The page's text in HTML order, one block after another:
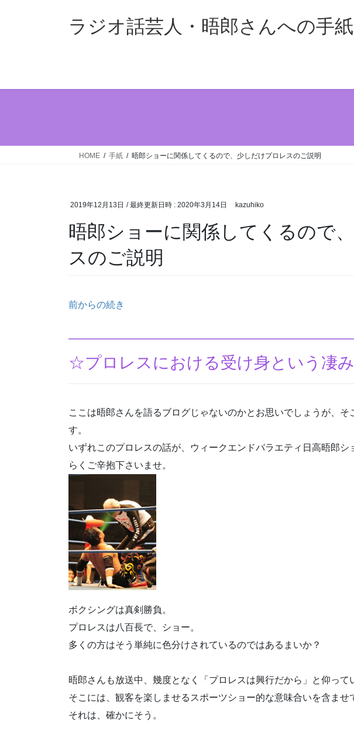
ス
ン
ラジオ話芸人・晤郎さんへの手紙
HOME 手紙 晤郎ショーに関係してくるので、少しだけプロレスのご説明
2019年12月13日 / 最終更新日時 : 2020年3月14日 kazuhiko
晤郎ショーに関係してくるので
スのご説明
前からの続き
☆プロレスにおける受け身という凄み
ここは晤郎さんを語るブログじゃないのかとお思いでしょうが、そ
す。
いずれこのプロレスの話が、ウィークエンドバラエティ日高晤郎
らくご辛抱下さいませ。
ボクシングは真剣勝負。
プロレスは八百長で、ショー。
多くの方はそう単純に色分けされているのではあるまいか？
晤郎さんも放送中、幾度となく「プロレスは興行だから」と仰って
そこには、観客を楽しませるスポーツショー的な意味合いを含ませ
それは、確かにそう。